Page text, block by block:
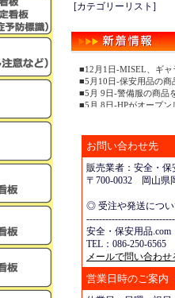
[カテゴリーリスト]
■12月1日-MISEL、ギ
■5月10日-保安用品の商
■5月 9日-警備服の商品
■5月 8日-HPがオープン
お問い合わせ先
販売業者：安全・保
〒700-0032 岡山県
◎ 受注や発送につ
安全・保安用品.com
TEL：086-250-6565
メールで問い合わせ
営業日時のご案内